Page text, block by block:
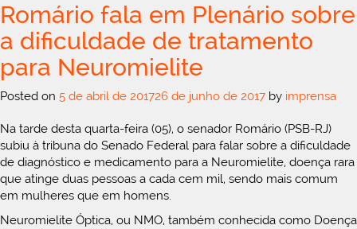
Romário fala em Plenário sobre
a dificuldade de tratamento
para Neuromielite
Posted on 5 de abril de 201726 de junho de 2017 by imprensa
Na tarde desta quarta-feira (05), o senador Romário (PSB-RJ)
subiu à tribuna do Senado Federal para falar sobre a dificuldade
de diagnóstico e medicamento para a Neuromielite, doença rara
que atinge duas pessoas a cada cem mil, sendo mais comum
em mulheres que em homens.
Neuromielite Óptica, ou NMO, também conhecida como Doença